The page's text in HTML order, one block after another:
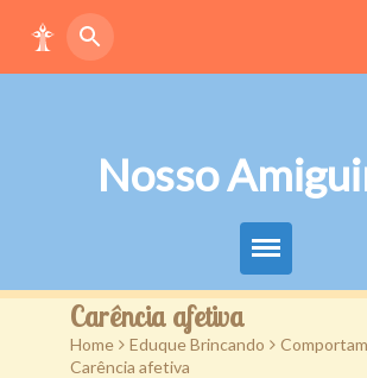
Nosso
Eduque Brincando
Letras
Carência afetiva
Home > Eduque Brincando >
Carência afetiva